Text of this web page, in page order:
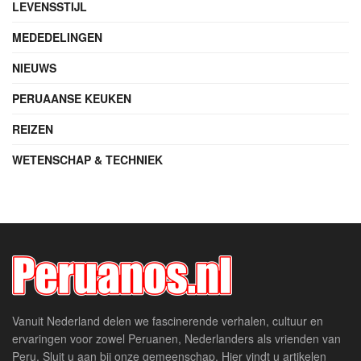
LEVENSSTIJL
MEDEDELINGEN
NIEUWS
PERUAANSE KEUKEN
REIZEN
WETENSCHAP & TECHNIEK
Vanuit Nederland delen we fascinerende verhalen, cultuur en
ervaringen voor zowel Peruanen, Nederlanders als vrienden van
Peru. Sluit u aan bij onze gemeenschap. Hier vindt u artikelen